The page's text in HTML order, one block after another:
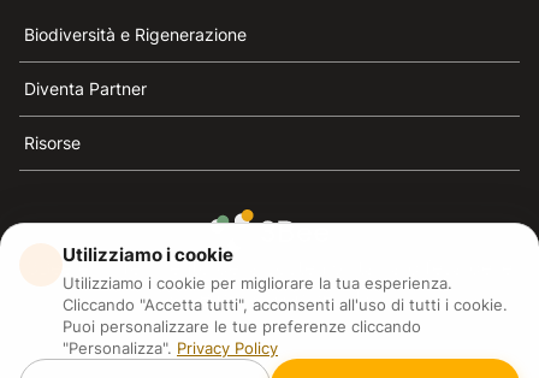
Biodiversità e Rigenerazione
Diventa Partner
Risorse
3Bee è il riferimento della sostenibilità, la difesa delle
api e della biodiversità
3Bee S.R.L Via Pastrengo 14, 20159, Milano (MI)
P.IVA: IT09711590969
Utilizziamo i cookie
Utilizziamo i cookie per migliorare la tua esperienza.
Cliccando "Accetta tutti", acconsenti all'uso di tutti i cookie.
Puoi personalizzare le tue preferenze cliccando
"Personalizza". Privacy Policy